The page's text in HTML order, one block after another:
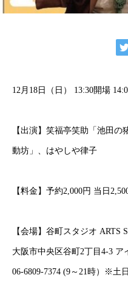
12月18日（日） 13:30開場
【出演】笑福亭笑助「池田
動坊」、はやしや律子
【料金】予約2,000円 当日
【会場】谷町スタジオ ARTS
大阪市中央区谷町2丁目4-3 ア
06-6809-7374 (9～21時）※土